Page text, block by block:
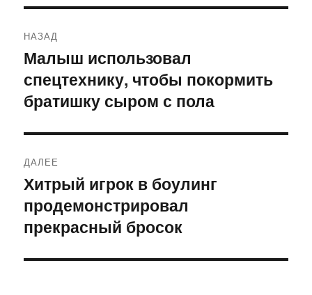
по
записям
НАЗАД
Предыдущая
запись:
Малыш использовал
спецтехнику, чтобы покормить
братишку сыром с пола
ДАЛЕЕ
Следующая
запись:
Хитрый игрок в боулинг
продемонстрировал
прекрасный бросок